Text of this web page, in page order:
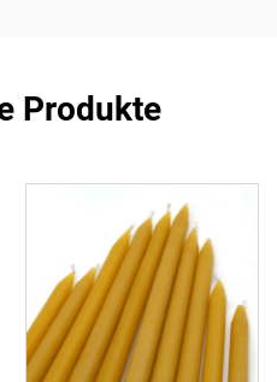
Produkte